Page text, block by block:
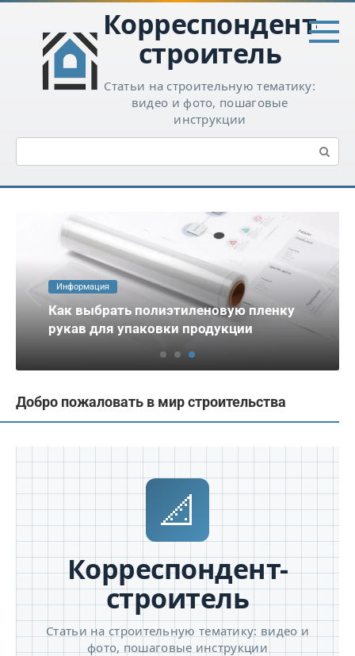
Перейти
контенту
Корреспондент-
строитель
Статьи на строительную тематику:
видео и фото, пошаговые
инструкции
Поиск:
Информация
Как ковры с логотипом помогают
зонировать пространство в
автосалонах и больших офисах
Добро пожаловать в мир строительства
📐
Корреспондент-
строитель
Статьи на строительную тематику: видео и
фото, пошаговые инструкции